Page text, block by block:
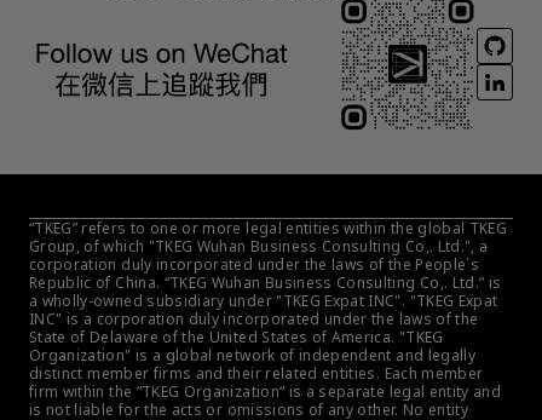
“TKEG” refers to one or more legal entities within the global TKEG
Group, of which "TKEG Wuhan Business Consulting Co,. Ltd.", a
corporation duly incorporated under the laws of the People´s
Republic of China. “TKEG Wuhan Business Consulting Co,. Ltd.” is
a wholly-owned subsidiary under "TKEG Expat INC". "TKEG Expat
INC" is a corporation duly incorporated under the laws of the
State of Delaware of the United States of America. "TKEG
Organization" is a global network of independent and legally
distinct member firms and their related entities. Each member
firm within the ”TKEG Organization“ is a separate legal entity and
is not liable for the acts or omissions of any other. No entity